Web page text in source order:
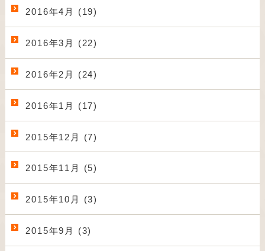
2016年4月 (19)
2016年3月 (22)
2016年2月 (24)
2016年1月 (17)
2015年12月 (7)
2015年11月 (5)
2015年10月 (3)
2015年9月 (3)